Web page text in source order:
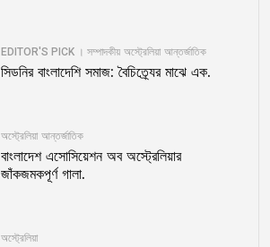
EDITOR'S PICK । সম্পাদকীয় অস্ট্রেলিয়া আন্তর্জাতিক
সিডনির বাংলাদেশি সমাজ: বৈচিত্র্যের মাঝে এক.
অস্ট্রেলিয়া আন্তর্জাতিক
বাংলাদেশ এসোসিয়েশন অব অস্ট্রেলিয়ার
জাঁকজমকপূর্ণ গালা.
অস্ট্রেলিয়া